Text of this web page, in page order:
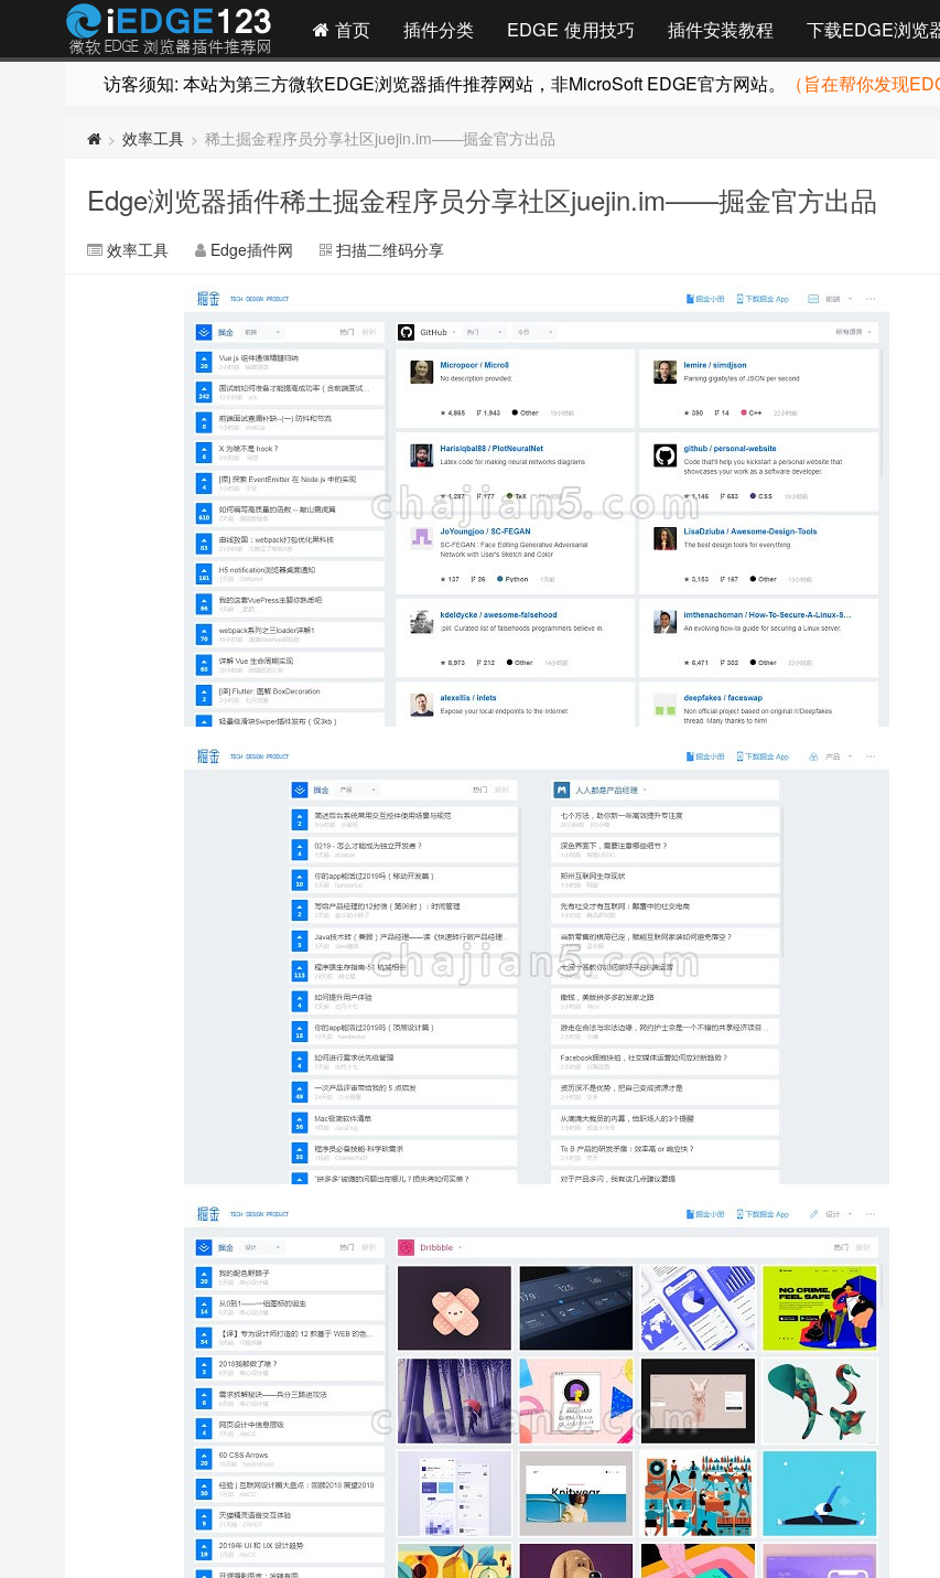
首页 插件分类 EDGE 使用技巧 插件安装教程 下载EDGE浏览
访客须知: 本站为第三方微软EDGE浏览器插件推荐网站，非MicroSoft EDGE官方网站。 （旨在帮你发现
> 效率工具 > 稀土掘金程序员分享社区juejin.im——掘金官方出品
Edge浏览器插件稀土掘金程序员分享社区juejin.im——掘金官方出品
效率工具 Edge插件网 扫描二维码分享